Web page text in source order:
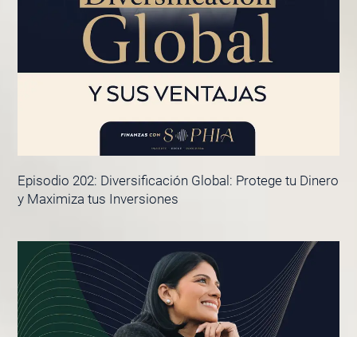
Episodio 202: Diversificación Global: Protege tu Dinero
y Maximiza tus Inversiones